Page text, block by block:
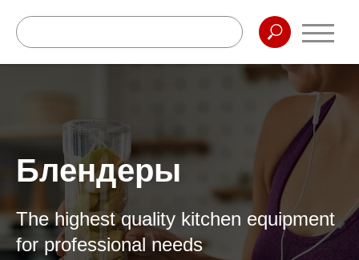
Блендеры
The highest quality kitchen equipment
for professional needs